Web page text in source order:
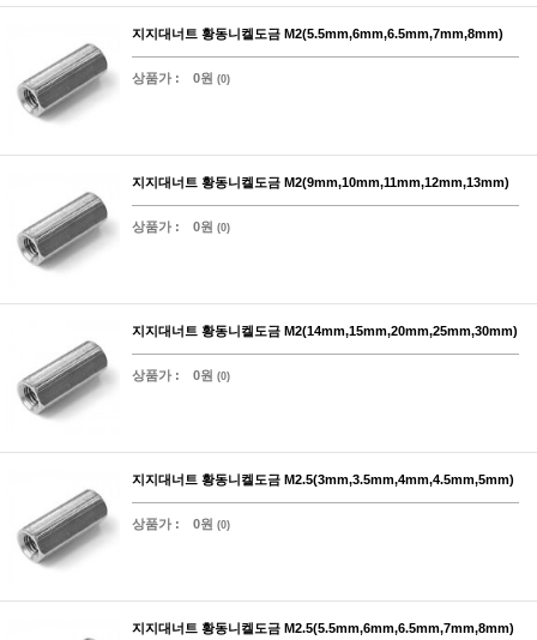
지지대너트 황동니켈도금 M2(5.5mm,6mm,6.5mm,7mm,8mm)
상품가 : 0원 (0)
지지대너트 황동니켈도금 M2(9mm,10mm,11mm,12mm,13mm)
상품가 : 0원 (0)
지지대너트 황동니켈도금 M2(14mm,15mm,20mm,25mm,30mm)
상품가 : 0원 (0)
지지대너트 황동니켈도금 M2.5(3mm,3.5mm,4mm,4.5mm,5mm)
상품가 : 0원 (0)
지지대너트 황동니켈도금 M2.5(5.5mm,6mm,6.5mm,7mm,8mm)